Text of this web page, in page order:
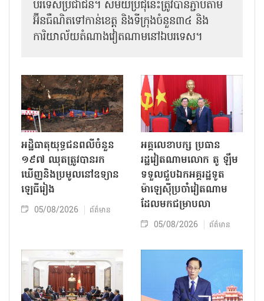
បរទេស​ប្រជាជន។ សម័យប្រជុំនេះត្រូវបានភ្ជាប់តាម
អ៊ីនធឺណិតទៅកាន់ខេត្ត និងទីក្រុងចំនួន៣៤ និង
ការិយាល័យតំណាងវៀតណាមនៅឯ​បរទេស។
អដ្ឋិធាតុយុទ្ធជនពលីចំនួន
១៩៧ ឈុតត្រូវបានរក
ឃើញនិងប្រមូលនៅឧទ្យាន
ឡេធីរៀង
05/08/2026 ព័ត៌មាន
អគ្គលេខាបក្ស ប្រធាន
រដ្ឋវៀតណាមលោក តូ ឡឹម
ទទួលជួបឯកអគ្គរដ្ឋទូត
ម៉ាឡេស៊ីប្រចាំវៀតណាម
ដែលមកជម្រាបលា
05/08/2026 ព័ត៌មាន